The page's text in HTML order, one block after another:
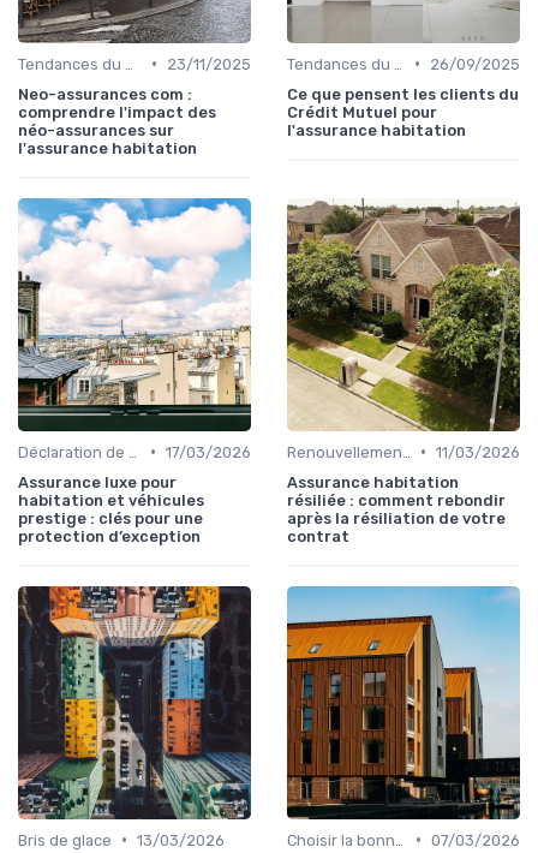
•
23/11/2025
Neo-assurances com :
comprendre l'impact des
néo-assurances sur
l'assurance habitation
•
26/09/2025
Ce que pensent les clients du
Crédit Mutuel pour
l'assurance habitation
• 17/03/2026
Assurance luxe pour
habitation et véhicules
prestige : clés pour une
protection d’exception
• 11/03/2026
Assurance habitation
résiliée : comment rebondir
après la résiliation de votre
contrat
Bris de glace • 13/03/2026
• 07/03/2026